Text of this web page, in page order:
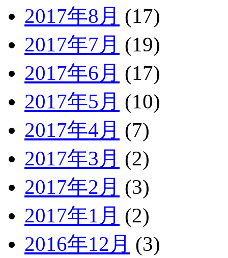
2017年8月 (17)
2017年7月 (19)
2017年6月 (17)
2017年5月 (10)
2017年4月 (7)
2017年3月 (2)
2017年2月 (3)
2017年1月 (2)
2016年12月 (3)